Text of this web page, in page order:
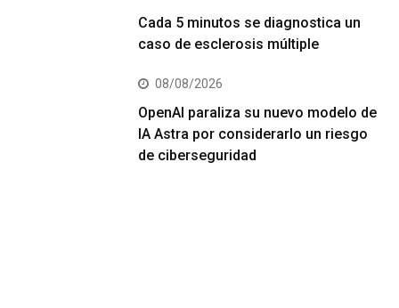
Cada 5 minutos se diagnostica un
caso de esclerosis múltiple
08/08/2026
OpenAI paraliza su nuevo modelo de
IA Astra por considerarlo un riesgo
de ciberseguridad